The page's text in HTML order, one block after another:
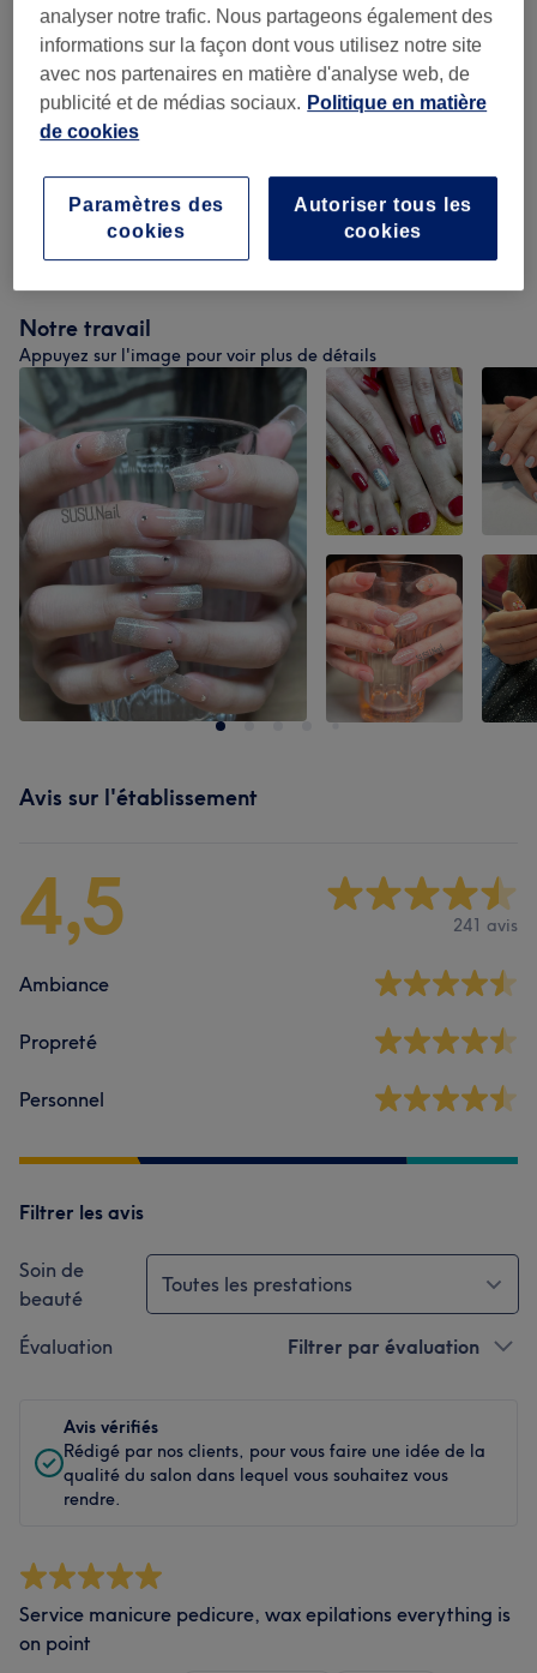
Beauté Des Pieds (4 ) à partir de 9 €
Forfaits: Manucure Et Beauté Des
Pieds (1)
à partir de 53 €
Pose De Faux Ongles
Notre travail
Appuyez sur l'image pour voir plus de détails
Avis sur l'établissement
4,5 241 avis
Ambiance
Propreté
Personnel
Filtrer les avis
Soin de
beauté
Toutes les prestations
Évaluation Filtrer par évaluation
Avis vérifiés
Rédigé par nos clients, pour vous faire une idée de la
qualité du salon dans lequel vous souhaitez vous
rendre.
Service manicure pedicure, wax epilations everything is
on point
analyser notre trafic. Nous partageons également des
informations sur la façon dont vous utilisez notre site
avec nos partenaires en matière d'analyse web, de
publicité et de médias sociaux. Politique en matière
de cookies
Autoriser tous les
cookies
Paramètres des
cookies